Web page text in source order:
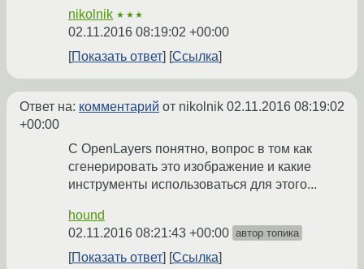
nikolnik ★★★
02.11.2016 08:19:02 +00:00
Показать ответ
Ссылка
Ответ на: комментарий от nikolnik 02.11.2016 08:19:02
+00:00
С OpenLayers понятно, вопрос в том как
сгенерировать это изображение и какие
инструменты использоваться для этого...
hound
02.11.2016 08:21:43 +00:00 автор топика
Показать ответ Ссылка